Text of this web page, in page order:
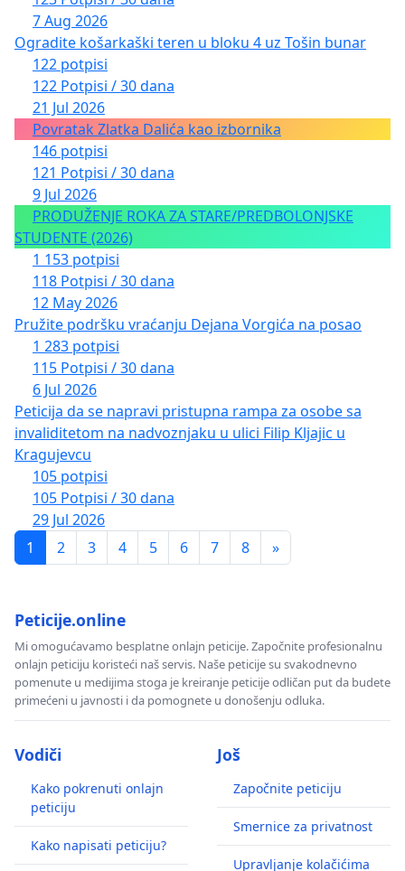
7 Aug 2026
Ogradite košarkaški teren u bloku 4 uz Tošin bunar
122 potpisi
122 Potpisi / 30 dana
21 Jul 2026
Povratak Zlatka Dalića kao izbornika
146 potpisi
121 Potpisi / 30 dana
9 Jul 2026
PRODUŽENJE ROKA ZA STARE/PREDBOLONJSKE
STUDENTE (2026)
1 153 potpisi
118 Potpisi / 30 dana
12 May 2026
Pružite podršku vraćanju Dejana Vorgića na posao
1 283 potpisi
115 Potpisi / 30 dana
6 Jul 2026
Peticija da se napravi pristupna rampa za osobe sa
invaliditetom na nadvoznjaku u ulici Filip Kljajic u
Kragujevcu
105 potpisi
105 Potpisi / 30 dana
29 Jul 2026
1
2 3 4 5 6 7 8 »
Peticije.online
Mi omogućavamo besplatne onlajn peticije. Započnite profesionalnu
onlajn peticiju koristeći naš servis. Naše peticije su svakodnevno
pomenute u medijima stoga je kreiranje peticije odličan put da budete
primećeni u javnosti i da pomognete u donošenju odluka.
Vodiči
Kako pokrenuti onlajn
peticiju
Kako napisati peticiju?
Još
Započnite peticiju
Smernice za privatnost
Upravljanje kolačićima